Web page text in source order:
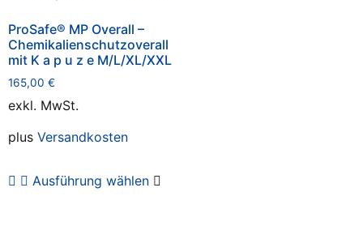
ProSafe® MP Overall –
Chemikalienschutzoverall
mit K a p u z e M/L/XL/XXL
165,00 €
exkl. MwSt.
plus Versandkosten
Ausführung wählen